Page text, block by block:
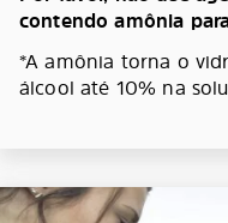
contendo amônia
*A amônia torna o
álcool até 10% na